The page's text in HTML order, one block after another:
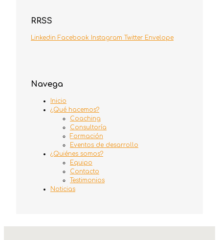
RRSS
Linkedin Facebook Instagram Twitter Envelope
Navega
Inicio
¿Qué hacemos?
Coaching
Consultoría
Formación
Eventos de desarrollo
¿Quiénes somos?
Equipo
Contacto
Testimonios
Noticias